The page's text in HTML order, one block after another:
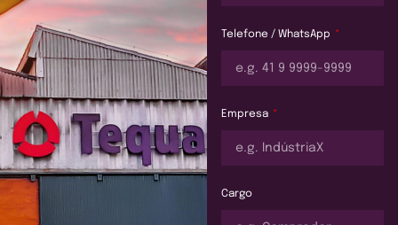
Telefone / WhatsApp
Empresa
Cargo